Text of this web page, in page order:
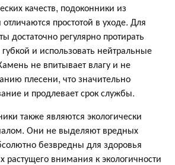
качеств, подоконники из
простотой в уходе. Для
достаточно регулярно протирать
и использовать нейтральные
не впитывает влагу и не
плесени, что значительно
и продлевает срок службы.
также являются экологически
Они не выделяют вредных
безвредны для здоровья
растущего внимания к экологичности